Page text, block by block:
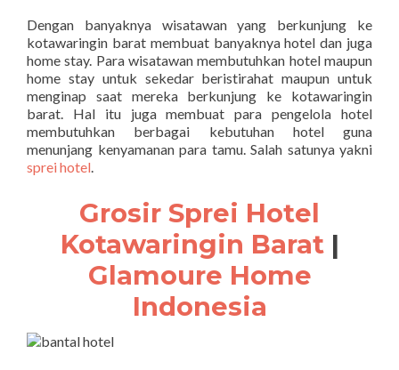
Dengan banyaknya wisatawan yang berkunjung ke
kotawaringin barat membuat banyaknya hotel dan juga
home stay. Para wisatawan membutuhkan hotel maupun
home stay untuk sekedar beristirahat maupun untuk
menginap saat mereka berkunjung ke kotawaringin
barat. Hal itu juga membuat para pengelola hotel
membutuhkan berbagai kebutuhan hotel guna
menunjang kenyamanan para tamu. Salah satunya yakni
sprei hotel.
Grosir Sprei Hotel
Kotawaringin Barat|
Glamoure Home
Indonesia